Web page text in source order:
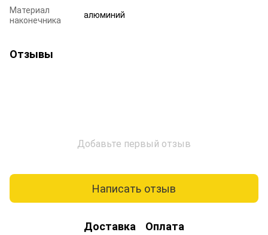
Материал
наконечника
алюминий
Отзывы
Добавьте первый отзыв
Написать отзыв
Доставка Оплата